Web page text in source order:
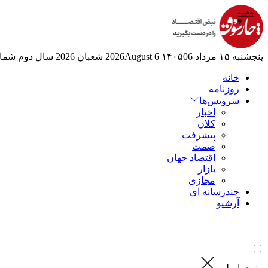
پنجشنبه ۱۵ مرداد ۱۴۰۵ 06 2026August 6 شعبان 2026 سال دوم
خانه
روزنامه
سرویس‌ها
اخبار
کلان
پیشرفت
صمت
اقتصاد جهان
بازار
مجازی
چندرسانه ای
آرشیو